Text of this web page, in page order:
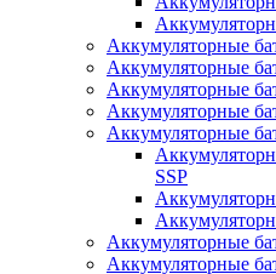
Аккумуляторные
Аккумуляторные
Аккумуляторные
Аккумуляторные
Аккумуляторные
SSP
Аккумуляторные
Аккумуляторные